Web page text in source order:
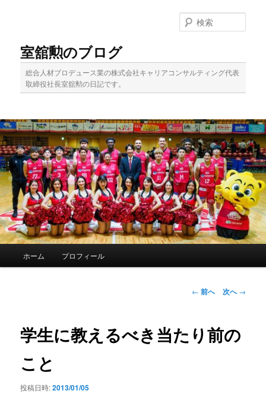
移
動
室舘勲のブログ
総合人材プロデュース業の株式会社キャリアコンサルティング代表
取締役社長室舘勲の日記です。
索
ホーム プロフィール
投
ビ
ゲ
← 前へ 次へ→
学生に教えるべき当たり前の
こと
投稿日時:2013/01/05